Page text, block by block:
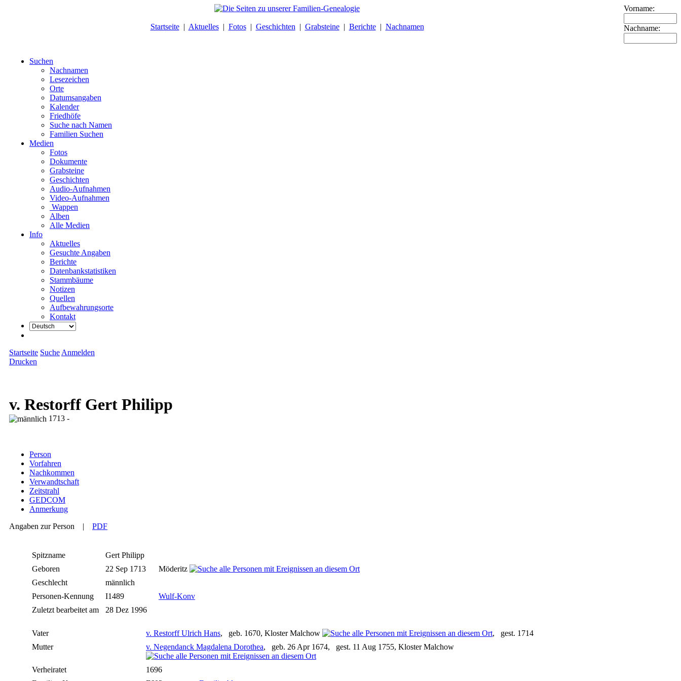
Startseite| Aktuelles| Fotos| Geschichten | Grabsteine| Berichte| Nachnamen
Vorname:
Nachname:
Suchen
Nachnamen
Lesezeichen
Orte
Datumsangaben
Kalender
Friedhöfe
Suche nach Namen
Familien Suchen
Medien
Fotos
Dokumente
Grabsteine
Geschichten
Audio-Aufnahmen
Video-Aufnahmen
Wappen
Alben
Alle Medien
Info
Aktuelles
Gesuchte Angaben
Berichte
Datenbankstatistiken
Stammbäume
Notizen
Quellen
Aufbewahrungsorte
Kontakt
Startseite Suche Anmelden
Drucken
v. Restorff Gert Philipp
1713 -
Person
Vorfahren
Nachkommen
Verwandtschaft
Zeitstrahl
GEDCOM
Anmerkung
Angaben zur Person | PDF
Spitzname
Gert Philipp
Geboren
22 Sep 1713
Möderitz
Geschlecht
männlich
Personen-Kennung
I1489
Wulf-Konv
Zuletzt bearbeitet am
28 Dez 1996
Vater v. Restorff Ulrich Hans, geb. 1670, Kloster Malchow
, gest. 1714
Mutter
v. Negendanck Magdalena Dorothea, geb. 26 Apr 1674, gest. 11 Aug 1755, Kloster Malchow
Verheiratet
1696